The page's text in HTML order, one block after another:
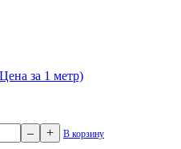
за 1 метр)
– + В корзину